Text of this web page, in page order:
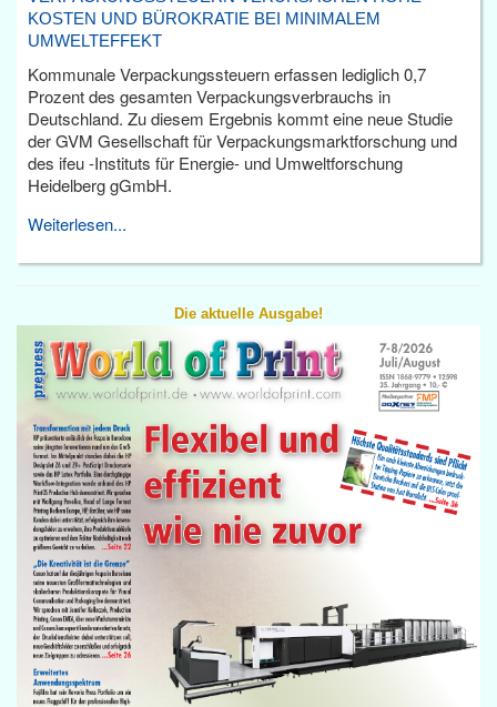
KOSTEN UND BÜROKRATIE BEI MINIMALEM
UMWELTEFFEKT
Kommunale Verpackungssteuern erfassen lediglich 0,7
Prozent des gesamten Verpackungsverbrauchs in
Deutschland. Zu diesem Ergebnis kommt eine neue Studie
der GVM Gesellschaft für Verpackungsmarktforschung und
des ifeu -Instituts für Energie- und Umweltforschung
Heidelberg gGmbH.
Weiterlesen...
Die aktuelle Ausgabe!